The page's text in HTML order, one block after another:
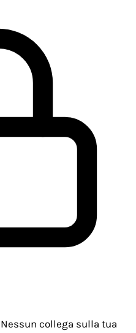
collega sulla tua